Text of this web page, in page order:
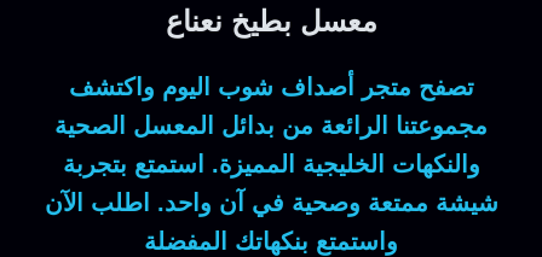
معسل بطيخ نعناع
تصفح متجر أصداف شوب اليوم واكتشف
مجموعتنا الرائعة من بدائل المعسل الصحية
والنكهات الخليجية المميزة. استمتع بتجربة
شيشة ممتعة وصحية في آن واحد. اطلب الآن
واستمتع بنكهاتك المفضلة